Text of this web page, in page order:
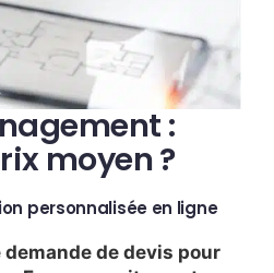
:
moyen ?
personnalisée en ligne
demande de devis pour